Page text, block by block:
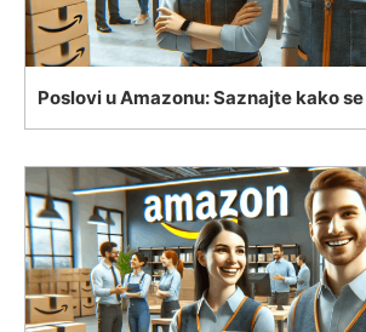
Poslovi u Amazonu: Saznajte kako